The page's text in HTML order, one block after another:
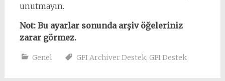
unutmayın.
Not: Bu ayarlar sonunda arşiv öğeleriniz
zarar görmez.
Genel GFI Archiver Destek, GFI Destek